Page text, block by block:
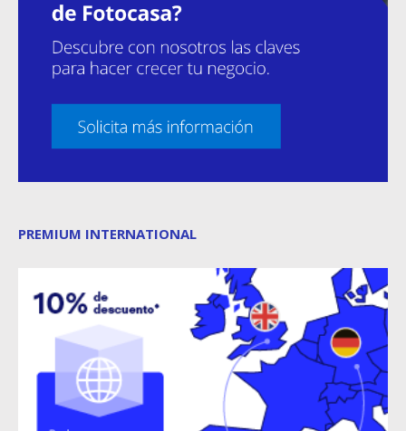
PREMIUM INTERNATIONAL